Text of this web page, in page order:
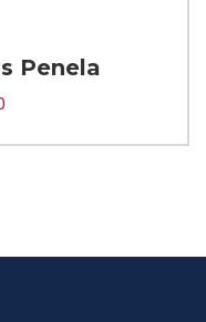
Penela